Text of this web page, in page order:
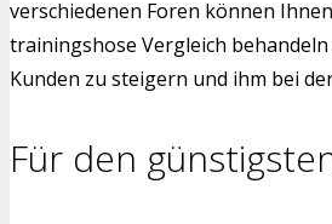
verschiedenen Foren können
trainingshose Vergleich
Kunden zu steigern und ihm bei
Für den